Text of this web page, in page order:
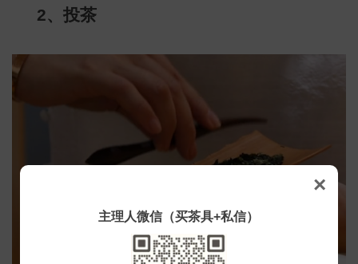
×
主理人微信（买茶具+私信）
2、投茶